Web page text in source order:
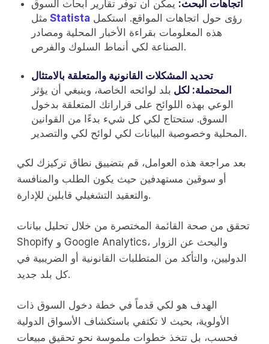
اتجاهات البحث: يمكن أن توفر تقارير أبحاث السوق
مثل Statista
هذه المعلومات بقراءة الأخبار المحلية ومصادر
الصناعة لكي أنماط السلوك والفرص.
تحديد المشكلات القانونية والمتعلقة بالامتثال
المحتملة: لكل بلد لوائحه الخاصة، وينبغي أن يؤثر
الوعي بهذه اللوائح على قراراتك المتعلقة بدخول
السوق. ستحتاج لكي كل شيء بدءًا من القوانين
المحلية وخصوصية البيانات لكي لوائح لكي والتصدير.
بعد مراجعة هذه العوامل، قم بتضييق نطاق تركيزك لكي
أو سوقين مستهدفين حيث يكون الطلب والمنافسة
والتعقيد التشغيلي قابلين للإدارة.
تحقق من صحة القائمة المختصرة من خلال تحليل بيانات
Shopify و Google Analytics، والبحث عن الزوار
الدوليين، والتأكد من المتطلبات القانونية أو الضريبية في
كل بلد جديد.
الهدف هو لكي قدماً في خطة دخول السوق ذات
الأولوية، بحيث لا تكتفي باستكشاف الأسواق الدولية
فحسب، بل تتخذ خطوات ملموسة نحو تحقيق مبيعات